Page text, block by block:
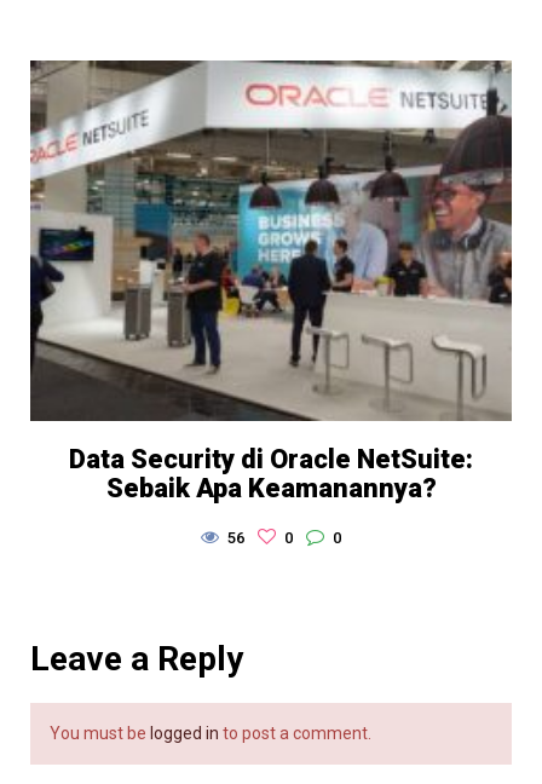
Data Security di Oracle NetSuite:
Sebaik Apa Keamanannya?
56 0 0
Leave a Reply
You must be logged in to post a comment.